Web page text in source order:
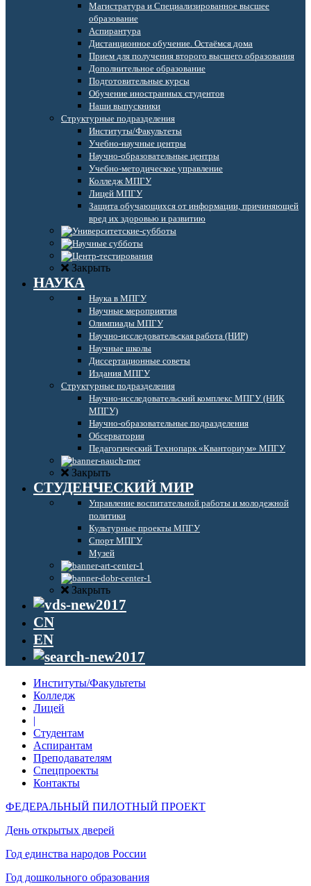
Магистратура и Специализированное высшее
образование
Аспирантура
Дистанционное обучение. Остаёмся дома
Прием для получения второго высшего образования
Дополнительное образование
Подготовительные курсы
Обучение иностранных студентов
Наши выпускники
Структурные подразделения
Институты/Факультеты
Учебно-научные центры
Научно-образовательные центры
Учебно-методическое управление
Колледж МПГУ
Лицей МПГУ
Защита обучающихся от информации, причиняющей
вред их здоровью и развитию
Закрыть
НАУКА
Наука в МПГУ
Научные мероприятия
Олимпиады МПГУ
Научно-исследовательская работа (НИР)
Научные школы
Диссертационные советы
Издания МПГУ
Структурные подразделения
Научно-исследовательский комплекс МПГУ (НИК
МПГУ)
Научно-образовательные подразделения
Обсерватория
Педагогический Технопарк «Кванториум» МПГУ
Закрыть
СТУДЕНЧЕСКИЙ МИР
Управление воспитательной работы и молодежной
политики
Культурные проекты МПГУ
Спорт МПГУ
Музей
Закрыть
CN
EN
Институты/Факультеты
Колледж
Лицей
|
Студентам
Аспирантам
Преподавателям
Спецпроекты
Контакты
ФЕДЕРАЛЬНЫЙ ПИЛОТНЫЙ ПРОЕКТ
День открытых дверей
Год единства народов России
Год дошкольного образования